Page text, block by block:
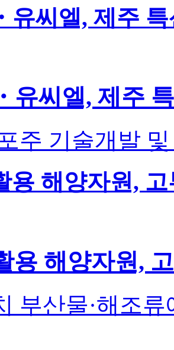
유씨엘, 제주
유씨엘, 제주
주 기술개발
용 해양자원,
용 해양자원,
부산물·해조